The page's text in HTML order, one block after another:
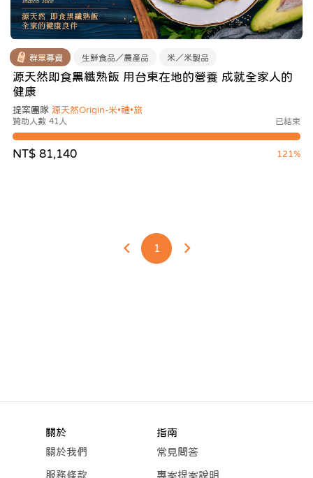
群眾募資 生鮮食品／農產品 米／米製品
源天然即食黑纖熟飯 用台東在地的營養 成就全家人的
健康
提案團隊 源天然Origin-米•禮•旅
贊助人數 41人 已結束
121%
NT$ 81,140
1
關於
關於我們
服務條款
指南
常見問答
專案提案說明